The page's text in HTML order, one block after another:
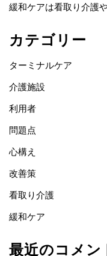
緩和ケアは看取り介護
カテゴリー
ターミナルケア
介護施設
利用者
問題点
心構え
改善策
看取り介護
緩和ケア
最近のコメン